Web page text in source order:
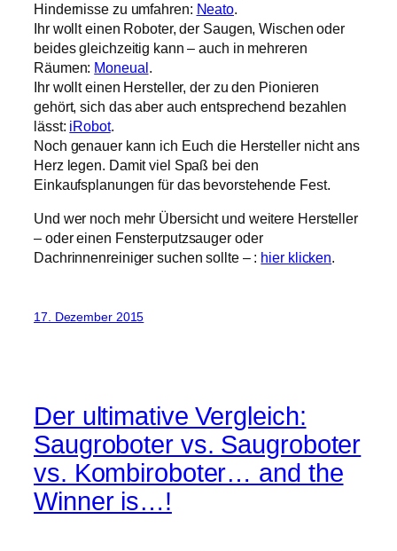
Hindernisse zu umfahren: Neato.
Ihr wollt einen Roboter, der Saugen, Wischen oder
beides gleichzeitig kann – auch in mehreren
Räumen: Moneual.
Ihr wollt einen Hersteller, der zu den Pionieren
gehört, sich das aber auch entsprechend bezahlen
lässt: iRobot.
Noch genauer kann ich Euch die Hersteller nicht ans
Herz legen. Damit viel Spaß bei den
Einkaufsplanungen für das bevorstehende Fest.
Und wer noch mehr Übersicht und weitere Hersteller
– oder einen Fensterputzsauger oder
Dachrinnenreiniger suchen sollte – : hier klicken.
17. Dezember 2015
Der ultimative Vergleich:
Saugroboter vs. Saugroboter
vs. Kombiroboter… and the
Winner is…!